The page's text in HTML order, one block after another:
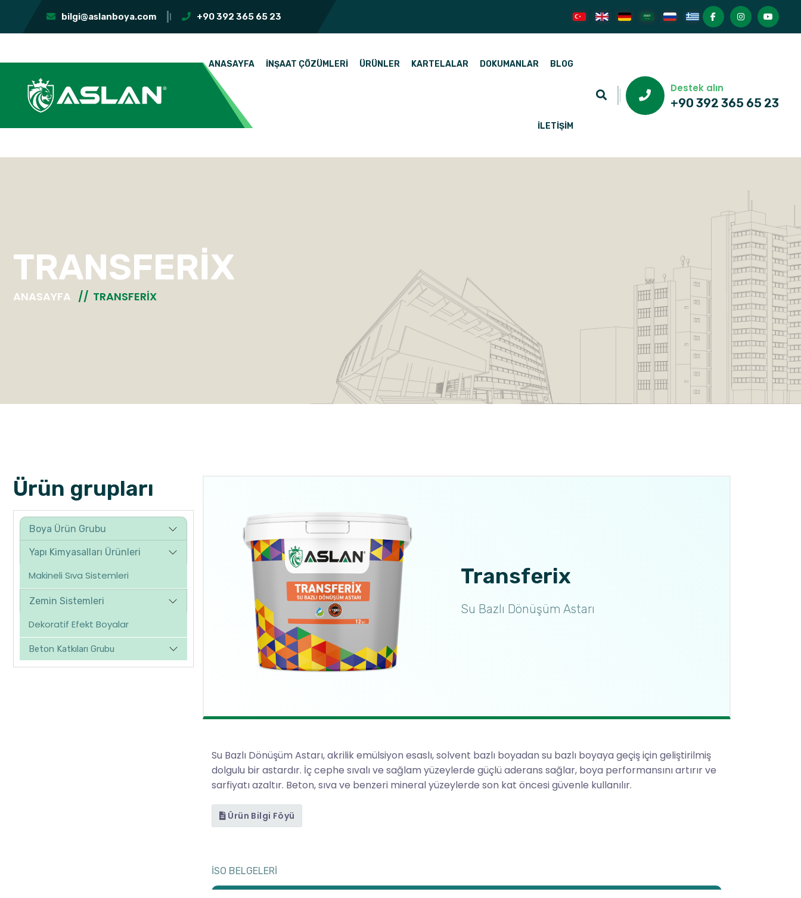
bilgi@aslanboya.com +90 392 365 65 23
ANASAYFA İNŞAAT ÇÖZÜMLERI ÜRÜNLER KARTELALAR DOKUMANLAR BLOG
İLETIŞIM
Destek alın
+90 392 365 65 23
TRANSFERIX
ANASAYFA TRANSFERIX
Ürün grupları
Boya Ürün Grubu
Yapı Kimyasalları Ürünleri
Makineli Sıva Sistemleri
Zemin Sistemleri
Dekoratif Efekt Boyalar
Beton Katkıları Grubu
Transferix
Su Bazlı Dönüşüm Astarı
Su Bazlı Dönüşüm Astarı, akrilik emülsiyon esaslı, solvent bazlı boyadan su bazlı boyaya geçiş için geliştirilmiş
dolgulu bir astardır. İç cephe sıvalı ve sağlam yüzeylerde güçlü aderans sağlar, boya performansını artırır ve
sarfiyatı azaltır. Beton, sıva ve benzeri mineral yüzeylerde son kat öncesi güvenle kullanılır.
Ürün Bilgi Föyü
İSO BELGELERİ